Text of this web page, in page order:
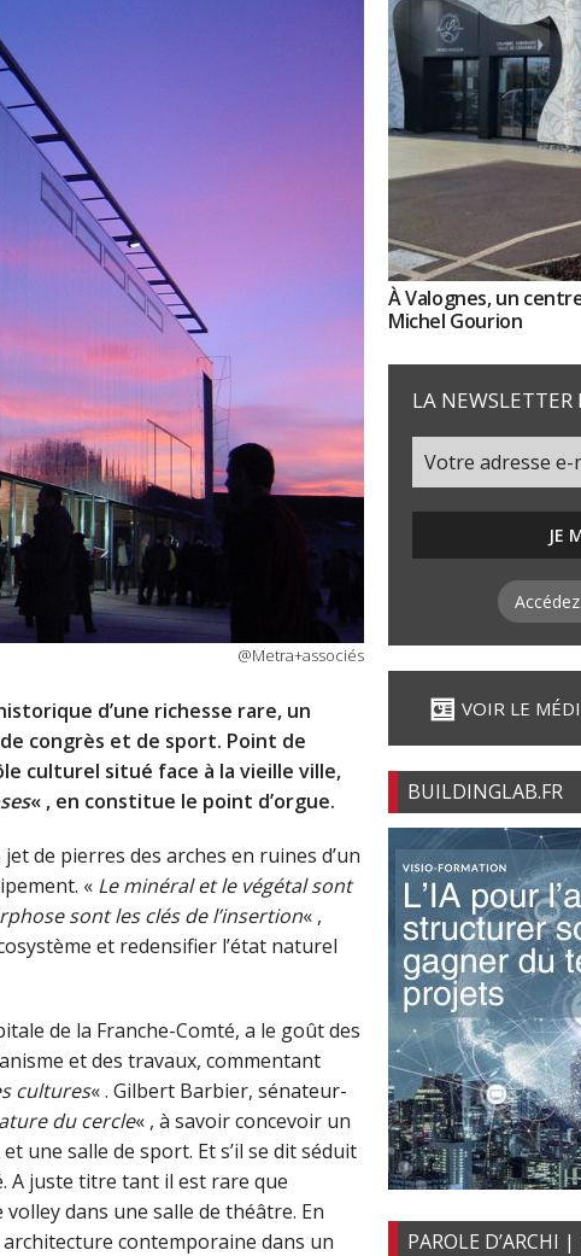
@Metra+associés
d’une richesse rare, un
congrès et de sport. Point de
culturel situé face à la vieille ville,
« , en constitue le point d’orgue.
jet de pierres des arches en ruines d’un
« Le minéral et le végétal sont
sont les clés de l’insertion« ,
et redensifier l’état naturel
de la Franche-Comté, a le goût des
et des travaux, commentant
cultures« . Gilbert Barbier, sénateur-
du cercle« , à savoir concevoir un
une salle de sport. Et s’il se dit séduit
A juste titre tant il est rare que
dans une salle de théâtre. En
contemporaine dans un
À Valognes, un
Michel Gourion
LA NEWSLETTER
VOIR LE
BUILDINGLAB.FR
PAROLE D’ARCHI